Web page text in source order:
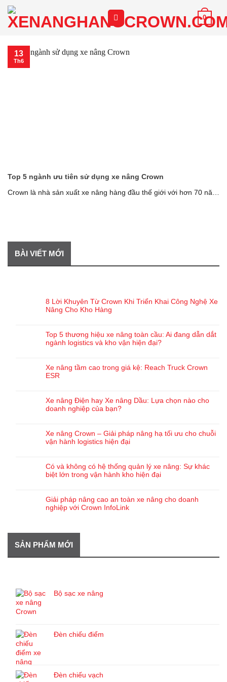
Chuyển
đến
dung
0
Top 5 ngành ưu tiên sử dụng xe nâng Crown
Crown là nhà sản xuất xe nâng hàng đầu thế giới với hơn 70 năm
13
Th6
BÀI VIẾT MỚI
8 Lời Khuyên Từ Crown Khi Triển Khai Công Nghệ Xe
Nâng Cho Kho Hàng
Top 5 thương hiệu xe nâng toàn cầu: Ai đang dẫn dắt
ngành logistics và kho vận hiện đại?
Xe nâng tầm cao trong giá kệ: Reach Truck Crown
ESR
Xe nâng Điện hay Xe nâng Dầu: Lựa chọn nào cho
doanh nghiệp của bạn?
Xe nâng Crown – Giải pháp nâng hạ tối ưu cho chuỗi
vận hành logistics hiện đại
Có và không có hệ thống quản lý xe nâng: Sự khác
biệt lớn trong vận hành kho hiện đại
Giải pháp nâng cao an toàn xe nâng cho doanh
nghiệp với Crown InfoLink
SẢN PHẨM MỚI
Bộ sạc xe nâng
Đèn chiếu điểm
Đèn chiếu vạch